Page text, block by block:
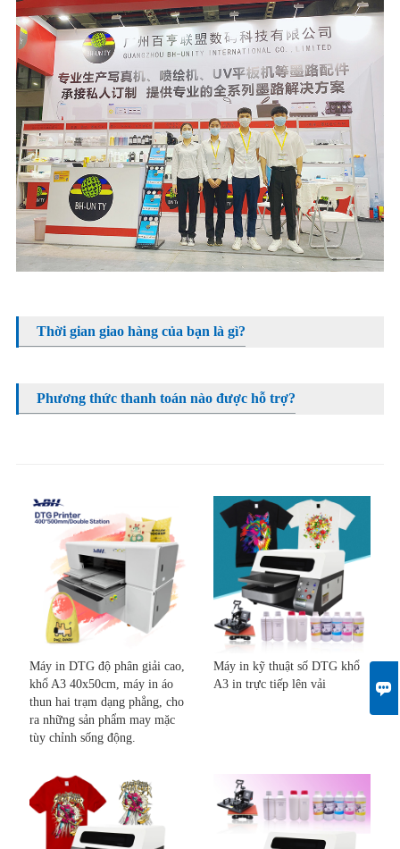

Thời gian giao hàng của bạn là gì?
Phương thức thanh toán nào được hỗ trợ?
Máy in DTG độ phân giải cao,
khổ A3 40x50cm, máy in áo
thun hai trạm dạng phẳng, cho
ra những sản phẩm may mặc
tùy chỉnh sống động.
Máy in kỹ thuật số DTG khổ
A3 in trực tiếp lên vải